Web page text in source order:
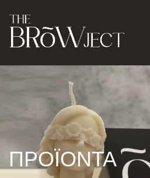
ΠΡΟΪΟΝΤΑ